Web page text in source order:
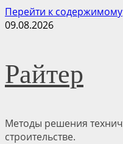
Перейти к содержимому
09.08.2026
Райтер
Методы решения
строительстве.